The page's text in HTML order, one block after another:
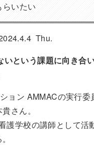
いたい
Thu.
いという課題に向き合
ョン AMMACの実行委
さん。
護学校の講師として活